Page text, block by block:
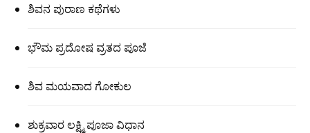
ಶಿವನ ಪುರಾಣ ಕಥೆಗಳು
ಭೌಮ ಪ್ರದೋಷ ವ್ರತದ ಪೂಜೆ
ಶಿವ ಮಯವಾದ ಗೋಕುಲ
ಶುಕ್ರವಾರ ಲಕ್ಷ್ಮಿ ಪೂಜಾ ವಿಧಾನ